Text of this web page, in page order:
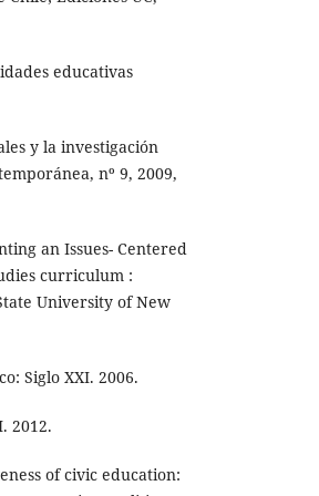
educativas
y la investigación
nº 9, 2009,
an Issues- Centered
curriculum :
University of New
Siglo XXI. 2006.
2012.
of civic education: